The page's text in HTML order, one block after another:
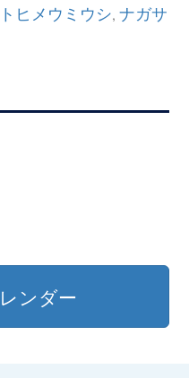
ヒメウミウシ,ナガサ
ンダー